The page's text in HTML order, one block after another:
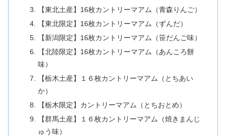
【東北土産】16枚カントリーマアム（青森りんご）
【東北限定】16枚カントリーマアム（ずんだ）
【新潟限定】16枚カントリーマアム（笹だんご味）
【北陸限定】16枚カントリーマアム（あんころ餅
味）
【栃木土産】１６枚カントリーマアム（とちあい
か）
【栃木限定】カントリーマアム（とちおとめ）
【群馬土産】１６枚カントリーマアム（焼きまんじ
ゅう味）